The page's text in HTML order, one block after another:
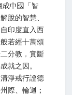
中國「智
脫的智慧、
印度直入西
若經十萬頌
分教，實斷
就之因。
淨戒行證德
際、輪迴；